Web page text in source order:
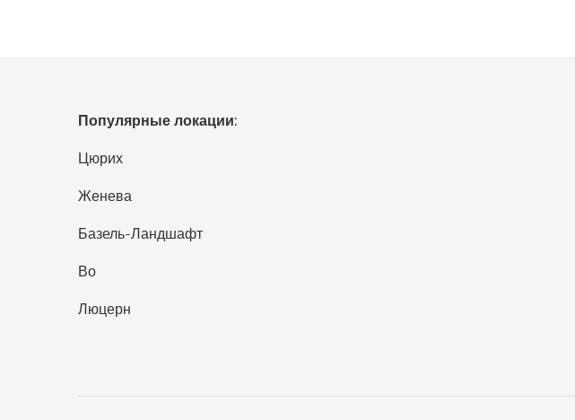
Популярные локации:
Цюрих
Женева
Базель-Ландшафт
Во
Люцерн